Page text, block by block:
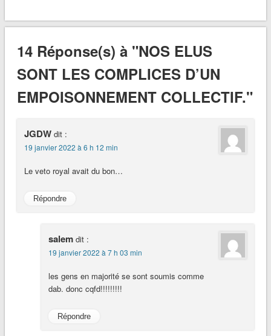
14 Réponse(s) à "NOS ELUS
SONT LES COMPLICES D’UN
EMPOISONNEMENT COLLECTIF."
JGDW dit :
19 janvier 2022 à 6 h 12 min
Le veto royal avait du bon…
Répondre
salem dit :
19 janvier 2022 à 7 h 03 min
les gens en majorité se sont soumis comme
dab. donc cqfd!!!!!!!!!
Répondre